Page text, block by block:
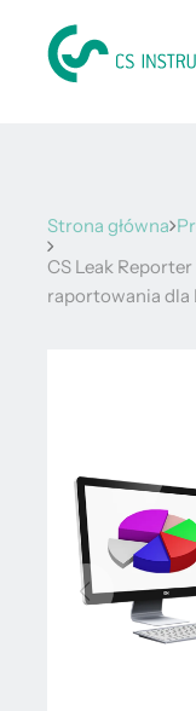
Strona główna
CS Leak
raportowania dla